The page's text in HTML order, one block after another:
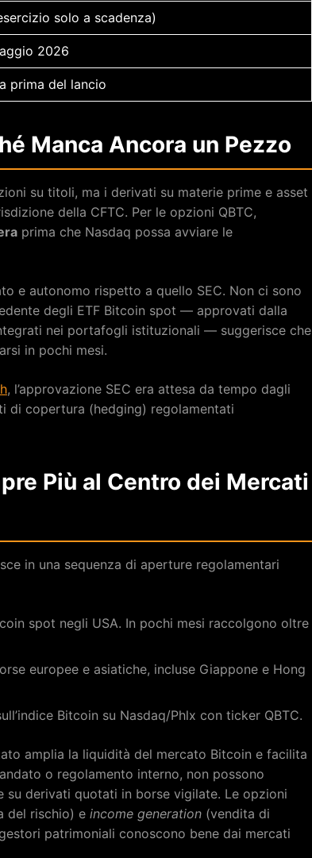
solo a scadenza)
2026
prima del lancio
Manca Ancora un Pezzo
su titoli, ma i derivati su materie prime e asset
della CFTC. Per le opzioni QBTC,
prima che Nasdaq possa avviare le
e autonomo rispetto a quello SEC. Non ci sono
degli ETF Bitcoin spot — approvati dalla
nei portafogli istituzionali — suggerisce che
in pochi mesi.
, l’approvazione SEC era attesa da tempo dagli
di copertura (hedging) regolamentati
Più al Centro dei Mercati
in una sequenza di aperture regolamentari
spot negli USA. In pochi mesi raccolgono oltre
europee e asiatiche, incluse Giappone e Hong
Bitcoin su Nasdaq/Phlx con ticker QBTC.
amplia la liquidità del mercato Bitcoin e facilita
o regolamento interno, non possono
su derivati quotati in borse vigilate. Le opzioni
del rischio) e income generation (vendita di
patrimoniali conoscono bene dai mercati